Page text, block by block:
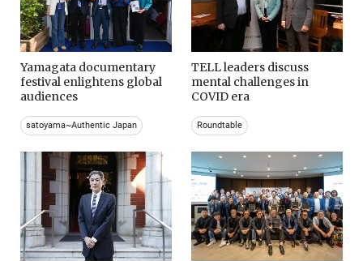
Yamagata documentary
festival enlightens global
audiences
satoyama~Authentic Japan
TELL leaders discuss
mental challenges in
COVID era
Roundtable